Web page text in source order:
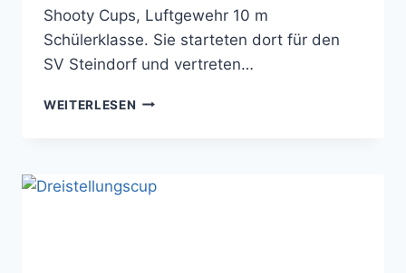
Shooty Cups, Luftgewehr 10 m
Schülerklasse. Sie starteten dort für den
SV Steindorf und vertreten…
WEITERLESEN KATHRIN
BEI